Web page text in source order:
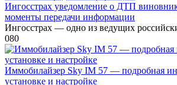
Ингосстрах уведомление о ДТП
моменты передачи информации
Ингосстрах — одно из ведущих
080
Иммобилайзер Sky IM 57 — подробная
установке и настройке